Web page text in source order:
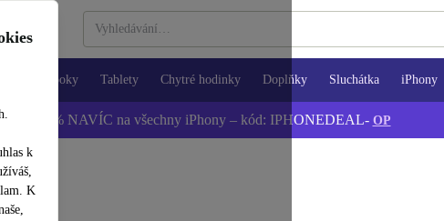
k
K
Notebooky Tablety Chytré hodinky Doplňky Sluchátka iPhony
📱 -5 % NAVÍC na všechny iPhony – kód: IPHONEDEAL- OP